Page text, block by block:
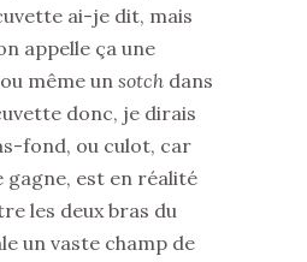
ai-je dit, mais
appelle ça une
même unsotch dans
donc, je dirais
fond, ou culot, car
gagne, est en réalité
les deux bras du
un vaste champ de